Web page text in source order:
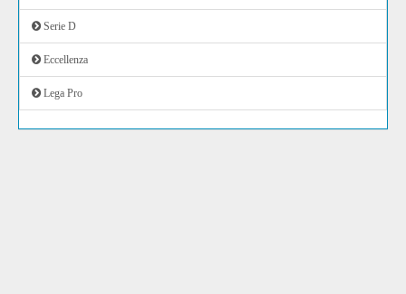
Serie D
Eccellenza
Lega Pro